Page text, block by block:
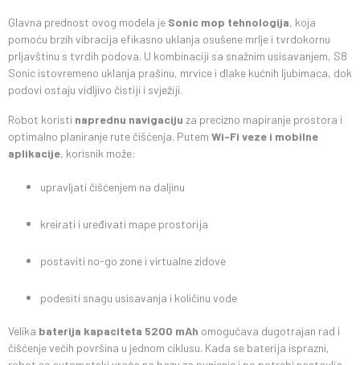
Glavna prednost ovog modela je Sonic mop tehnologija, koja
pomoću brzih vibracija efikasno uklanja osušene mrlje i tvrdokornu
prljavštinu s tvrdih podova. U kombinaciji sa snažnim usisavanjem, S8
Sonic istovremeno uklanja prašinu, mrvice i dlake kućnih ljubimaca, dok
podovi ostaju vidljivo čistiji i svježiji.
Robot koristi naprednu navigaciju za precizno mapiranje prostora i
optimalno planiranje rute čišćenja. Putem Wi-Fi veze i mobilne
aplikacije, korisnik može:
upravljati čišćenjem na daljinu
kreirati i uređivati mape prostorija
postaviti no-go zone i virtualne zidove
podesiti snagu usisavanja i količinu vode
Velika baterija kapaciteta 5200 mAh omogućava dugotrajan rad i
čišćenje većih površina u jednom ciklusu. Kada se baterija isprazni,